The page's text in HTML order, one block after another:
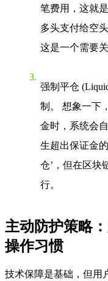
笔费用，这就
多头支付给空
这是一个需要
强制平仓
制。 想象一下
金时，系统会
生超出保证金
仓’，但在区块
行。
主动防护策略
操作习惯
技术保障是基础，但用